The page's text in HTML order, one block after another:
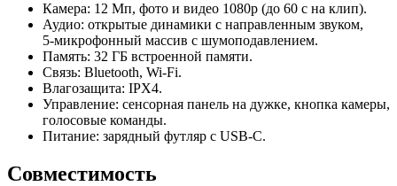
Камера: 12 Мп, фото и видео 1080p (до 60 c на клип).
Аудио: открытые динамики с направленным звуком,
5‑микрофонный массив с шумоподавлением.
Память: 32 ГБ встроенной памяти.
Связь: Bluetooth, Wi‑Fi.
Влагозащита: IPX4.
Управление: сенсорная панель на дужке, кнопка камеры,
голосовые команды.
Питание: зарядный футляр с USB‑C.
Совместимость